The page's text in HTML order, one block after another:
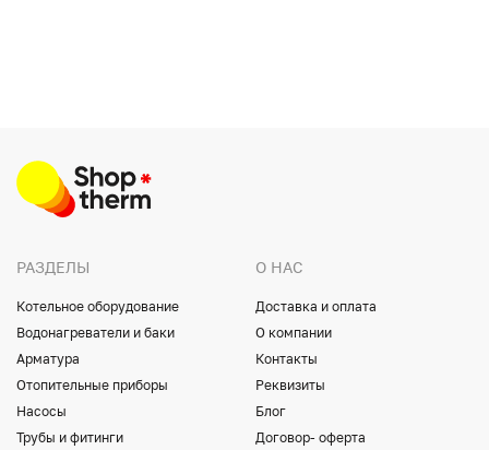
РАЗДЕЛЫ
Котельное оборудование
Водонагреватели и баки
Арматура
Отопительные приборы
Насосы
Трубы и фитинги
О НАС
Доставка и оплата
О компании
Контакты
Реквизиты
Блог
Договор- оферта